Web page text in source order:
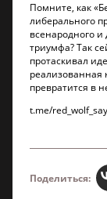
Помните, как
либерального
всенародного
триумфа? Так
протаскивал
реализованная
превратится в
t.me/
Поделиться: